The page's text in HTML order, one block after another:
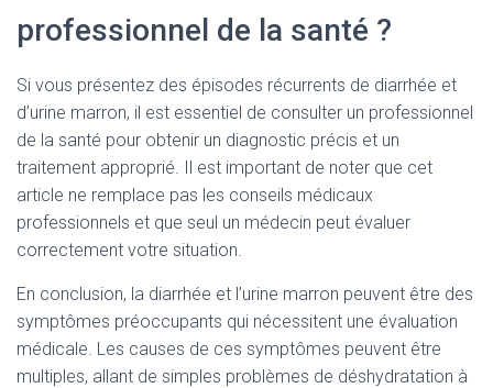
professionnel de la santé ?
Si vous présentez des épisodes récurrents de diarrhée et
d’urine marron, il est essentiel de consulter un professionnel
de la santé pour obtenir un diagnostic précis et un
traitement approprié. Il est important de noter que cet
article ne remplace pas les conseils médicaux
professionnels et que seul un médecin peut évaluer
correctement votre situation.
En conclusion, la diarrhée et l’urine marron peuvent être des
symptômes préoccupants qui nécessitent une évaluation
médicale. Les causes de ces symptômes peuvent être
multiples, allant de simples problèmes de déshydratation à